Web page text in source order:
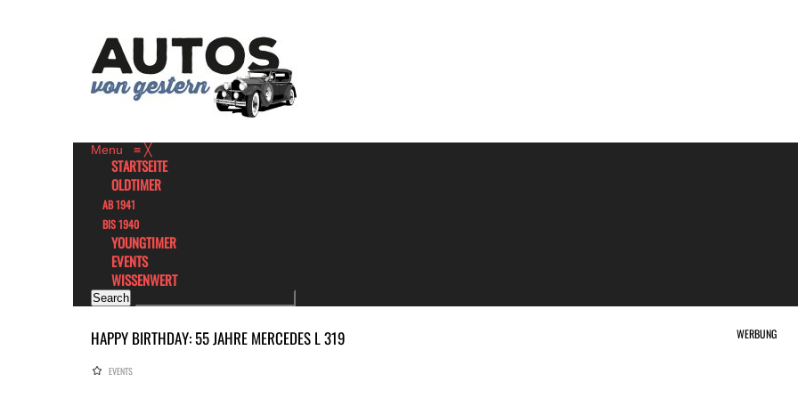
Menu ≡ ╳
STARTSEITE
OLDTIMER
AB 1941
BIS 1940
YOUNGTIMER
EVENTS
WISSENWERT
HAPPY BIRTHDAY: 55 JAHRE MERCEDES L 319 WERBUNG
EVENTS